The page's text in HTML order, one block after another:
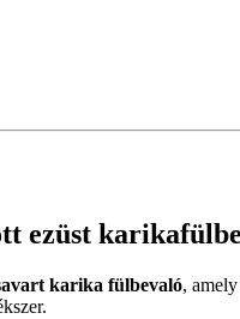
ezüst
karika fülbevaló,